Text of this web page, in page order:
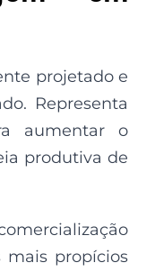
projetado e
Representa
aumentar o
produtiva de
mais propícios